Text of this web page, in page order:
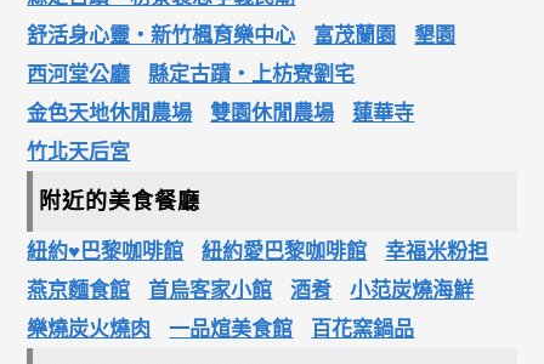
舒活身心靈‧新竹楓育樂中心
富茂蘭園
墾園
西河堂公廳
縣定古蹟‧上枋寮劉宅
金色天地休閒農場
雙園休閒農場
蓮華寺
竹北天后宮
附近的美食餐廳
紐約♥巴黎咖啡館 紐約愛巴黎咖啡館
幸福米粉担
燕京麵食館
首烏客家小館 酒肴
小范炭燒海鮮
樂燒炭火燒肉
一品煊美食館 百花窯鍋品